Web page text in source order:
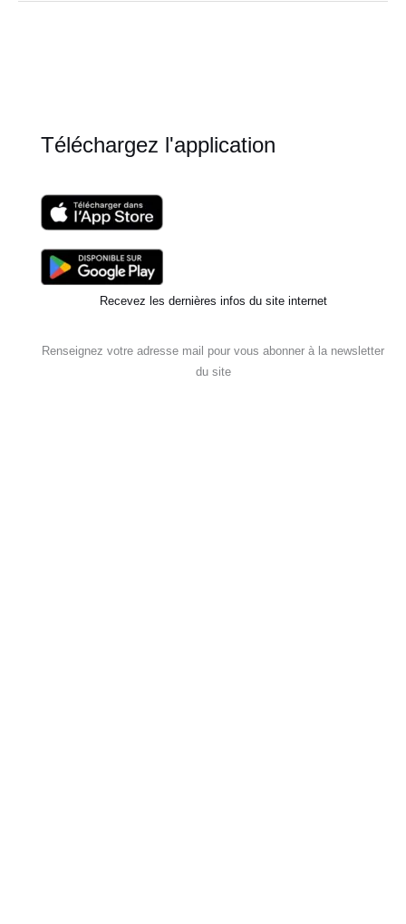
Téléchargez l'application
Recevez les dernières infos du site internet
Renseignez votre adresse mail pour vous abonner à la newsletter
du site